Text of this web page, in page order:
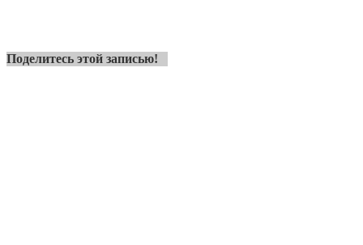
Поделитесь этой записью!